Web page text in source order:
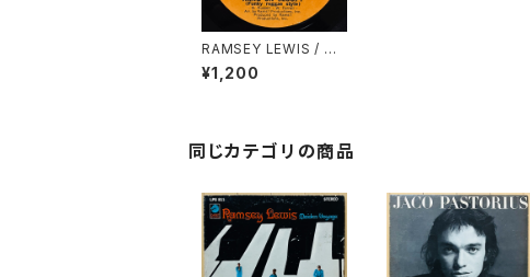
RAMSEY LEWIS / HA
NG ON SLOOPY(FU
NKY REGGAE STYL
¥1,200
同じカテゴリの商品